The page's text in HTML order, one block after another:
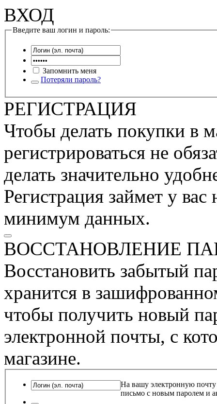
ВХОД
Введите ваш логин и пароль:
Запомнить меня
Потеряли пароль?
РЕГИСТРАЦИЯ
Чтобы делать покупки в
регистрироваться не
делать значительно
Регистрация займет у
минимум данных.
ВОССТАНОВЛЕНИЕ
Восстановить забытый
хранится в
чтобы получить новый
электронной почты, с
магазине.
На вашу электронную почту
письмо с новым паролем и